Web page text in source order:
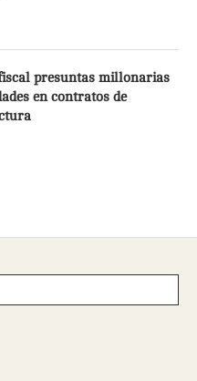
presuntas millonarias
en contratos de